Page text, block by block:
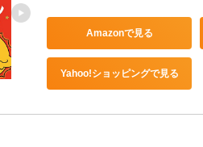
Amazonで見る
Yahoo!ショッピングで見る